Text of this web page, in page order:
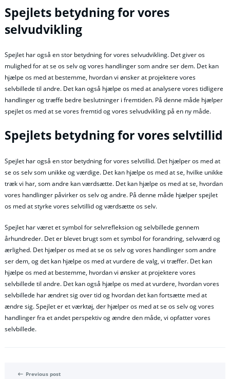
Spejlets betydning for vores
selvudvikling
Spejlet har også en stor betydning for vores selvudvikling. Det giver os
mulighed for at se os selv og vores handlinger som andre ser dem. Det kan
hjælpe os med at bestemme, hvordan vi ønsker at projektere vores
selvbillede til andre. Det kan også hjælpe os med at analysere vores tidligere
handlinger og træffe bedre beslutninger i fremtiden. På denne måde hjælper
spejlet os med at se vores fremtid og vores selvudvikling på en ny måde.
Spejlets betydning for vores selvtillid
Spejlet har også en stor betydning for vores selvtillid. Det hjælper os med at
se os selv som unikke og værdige. Det kan hjælpe os med at se, hvilke unikke
træk vi har, som andre kan værdsætte. Det kan hjælpe os med at se, hvordan
vores handlinger påvirker os selv og andre. På denne måde hjælper spejlet
os med at styrke vores selvtillid og værdsætte os selv.
Spejlet har været et symbol for selvrefleksion og selvbillede gennem
århundreder. Det er blevet brugt som et symbol for forandring, selvværd og
ærlighed. Det hjælper os med at se os selv og vores handlinger som andre
ser dem, og det kan hjælpe os med at vurdere de valg, vi træffer. Det kan
hjælpe os med at bestemme, hvordan vi ønsker at projektere vores
selvbillede til andre. Det kan også hjælpe os med at vurdere, hvordan vores
selvbillede har ændret sig over tid og hvordan det kan fortsætte med at
ændre sig. Spejlet er et værktøj, der hjælper os med at se os selv og vores
handlinger fra et andet perspektiv og ændre den måde, vi opfatter vores
selvbillede.
Previous post